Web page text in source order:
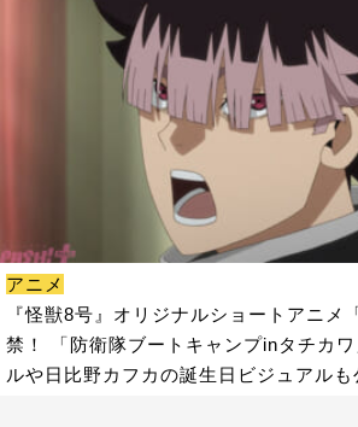
アニメ
『怪獣8号』オリジナルショートアニメ
禁！ 「防衛隊ブートキャンプinタチカ
ルや日比野カフカの誕生日ビジュアルも